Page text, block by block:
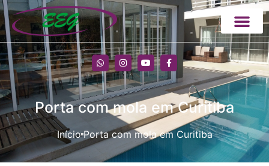
Porta com mola em Curitiba
Início Porta com mola em Curitiba